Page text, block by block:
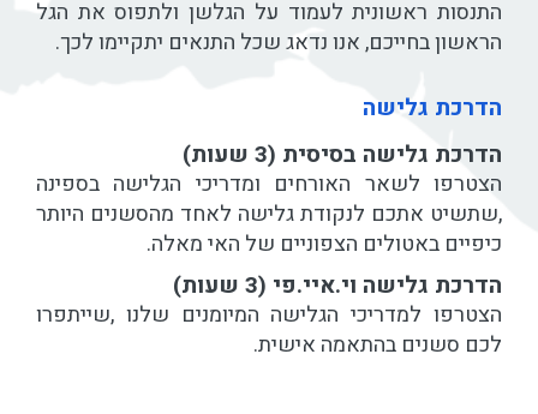
התנסות ראשונית לעמוד על הגלשן ולתפוס את הגל
הראשון בחייכם, אנו נדאג שכל התנאים יתקיימו לכך.
הדרכת גלישה
הדרכת גלישה בסיסית (3 שעות)
הצטרפו לשאר האורחים ומדריכי הגלישה בספינה
,שתשיט אתכם לנקודת גלישה לאחד מהסשנים היותר
כיפיים באטולים הצפוניים של האי מאלה.
הדרכת גלישה וי.איי.פי (3 שעות)
הצטרפו למדריכי הגלישה המיומנים שלנו ,שייתפרו
לכם סשנים בהתאמה אישית.